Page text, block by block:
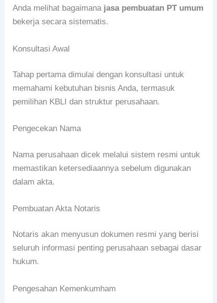
Anda melihat bagaimana jasa pembuatan PT umum
bekerja secara sistematis.
Konsultasi Awal
Tahap pertama dimulai dengan konsultasi untuk
memahami kebutuhan bisnis Anda, termasuk
pemilihan KBLI dan struktur perusahaan.
Pengecekan Nama
Nama perusahaan dicek melalui sistem resmi untuk
memastikan ketersediaannya sebelum digunakan
dalam akta.
Pembuatan Akta Notaris
Notaris akan menyusun dokumen resmi yang berisi
seluruh informasi penting perusahaan sebagai dasar
hukum.
Pengesahan Kemenkumham